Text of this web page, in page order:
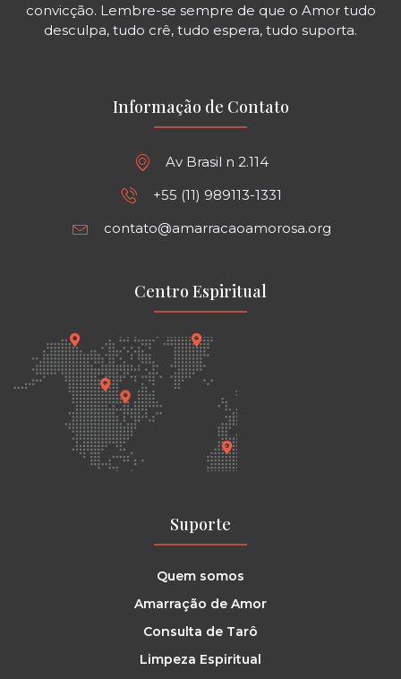
convicção. Lembre-se sempre de que o Amor tudo
desculpa, tudo crê, tudo espera, tudo suporta.
Informação de Contato
Av Brasil n 2.114
+55 (11) 989113-1331
contato@amarracaoamorosa.org
Centro Espiritual
Suporte
Quem somos
Amarração de Amor
Consulta de Tarô
Limpeza Espiritual